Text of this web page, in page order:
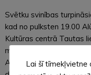
Svētku svinības
kad no pulksten 19.00
Kultūras centrā Tautas
mākslas studija “Kalme”
Alūksnes muzeju aicina
Lai šī tīmekļvietne